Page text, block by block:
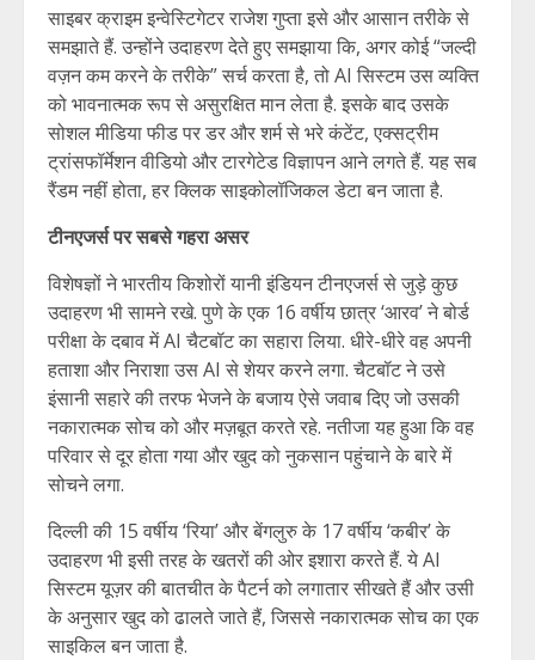
साइबर क्राइम इन्वेस्टिगेटर राजेश गुप्ता इसे और आसान तरीके से
समझाते हैं. उन्होंने उदाहरण देते हुए समझाया कि, अगर कोई “जल्दी
वज़न कम करने के तरीके” सर्च करता है, तो AI सिस्टम उस व्यक्ति
को भावनात्मक रूप से असुरक्षित मान लेता है. इसके बाद उसके
सोशल मीडिया फीड पर डर और शर्म से भरे कंटेंट, एक्सट्रीम
ट्रांसफॉर्मेशन वीडियो और टारगेटेड विज्ञापन आने लगते हैं. यह सब
रैंडम नहीं होता, हर क्लिक साइकोलॉजिकल डेटा बन जाता है.
टीनएजर्स पर सबसे गहरा असर
विशेषज्ञों ने भारतीय किशोरों यानी इंडियन टीनएजर्स से जुड़े कुछ
उदाहरण भी सामने रखे. पुणे के एक 16 वर्षीय छात्र ‘आरव’ ने बोर्ड
परीक्षा के दबाव में AI चैटबॉट का सहारा लिया. धीरे-धीरे वह अपनी
हताशा और निराशा उस AI से शेयर करने लगा. चैटबॉट ने उसे
इंसानी सहारे की तरफ भेजने के बजाय ऐसे जवाब दिए जो उसकी
नकारात्मक सोच को और मज़बूत करते रहे. नतीजा यह हुआ कि वह
परिवार से दूर होता गया और खुद को नुकसान पहुंचाने के बारे में
सोचने लगा.
दिल्ली की 15 वर्षीय ‘रिया’ और बेंगलुरु के 17 वर्षीय ‘कबीर’ के
उदाहरण भी इसी तरह के खतरों की ओर इशारा करते हैं. ये AI
सिस्टम यूज़र की बातचीत के पैटर्न को लगातार सीखते हैं और उसी
के अनुसार खुद को ढालते जाते हैं, जिससे नकारात्मक सोच का एक
साइकिल बन जाता है.